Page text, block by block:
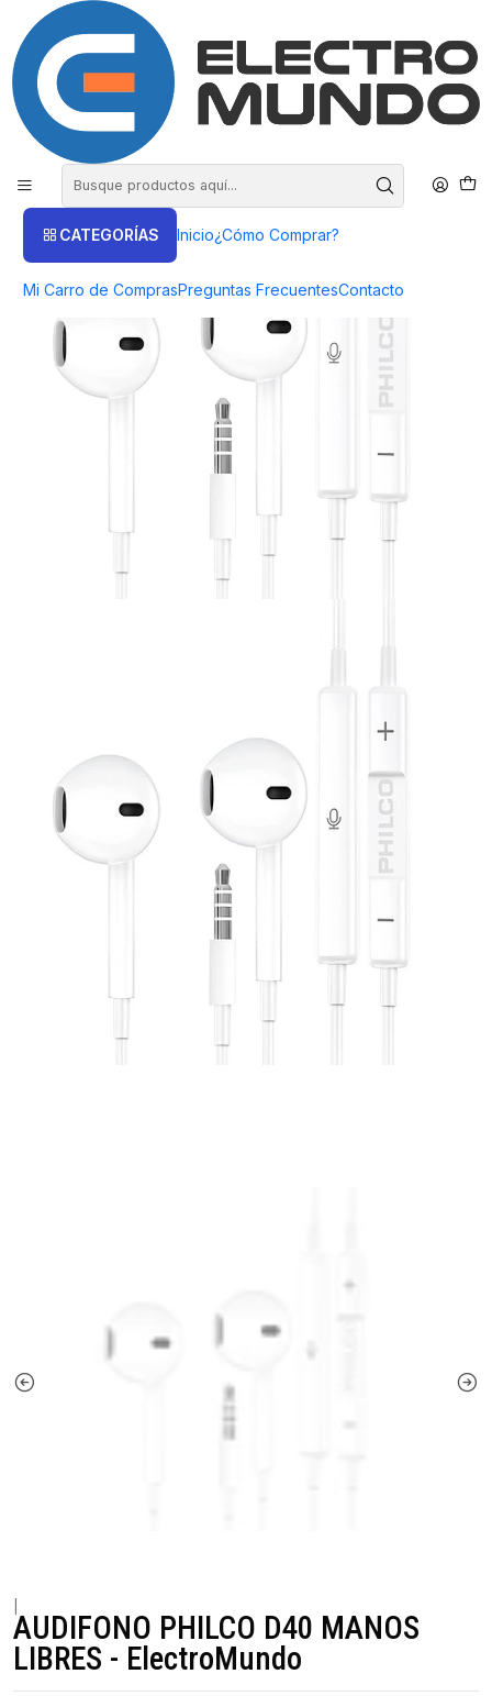
CATEGORÍAS Inicio¿Cómo Comprar?
Mi Carro de ComprasPreguntas FrecuentesContacto
COMPRA HASTA EN 3 CUOTAS SIN INTERES
Inicio Productos AUDIO Audífonos Con Cable
AUDIFONO PHILCO D40 MANOS LIBRES - ElectroMundo
AUDIFONO PHILCO D40 MANOS
LIBRES - ElectroMundo